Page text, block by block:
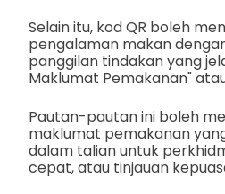
Selain itu, kod QR boleh
pengalaman makan
panggilan tindakan yang
Maklumat Pemakanan"
Pautan-pautan ini boleh
maklumat pemakanan
dalam talian untuk
cepat, atau tinjauan